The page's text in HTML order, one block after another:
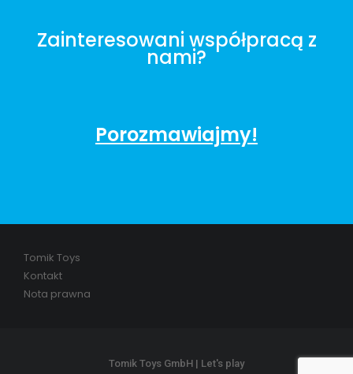
Zainteresowani współpracą z
nami?
Porozmawiajmy!
Tomik Toys
Kontakt
Nota prawna
Tomik Toys GmbH | Let's play